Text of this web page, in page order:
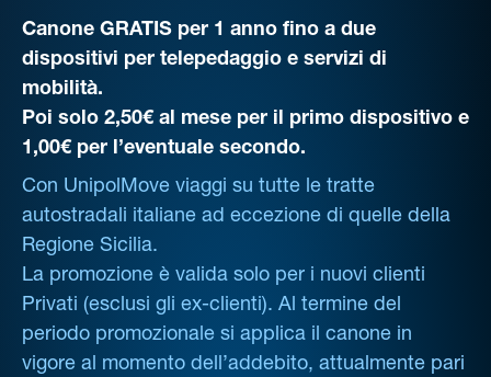
Canone GRATIS per 1 anno fino a due
dispositivi per telepedaggio e servizi di
mobilità.
Poi solo 2,50€ al mese per il primo dispositivo e
1,00€ per l’eventuale secondo.
Con UnipolMove viaggi su tutte le tratte
autostradali italiane ad eccezione di quelle della
Regione Sicilia.
La promozione è valida solo per i nuovi clienti
Privati (esclusi gli ex-clienti). Al termine del
periodo promozionale si applica il canone in
vigore al momento dell’addebito, attualmente pari